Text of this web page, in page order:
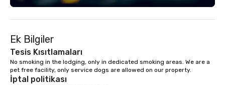
adventure. Our team can help assist
snack options to make your day with
your team enjoyable and successful.
We have a large dining hall that can
serve 450 guests at a time. But, if you
would like a more intimate upscale
Ek Bilgiler
Tesis Kısıtlamaları
No smoking in the lodging, only in dedicated smoking areas. We are a
pet free facility, only service dogs are allowed on our property.
İptal politikası